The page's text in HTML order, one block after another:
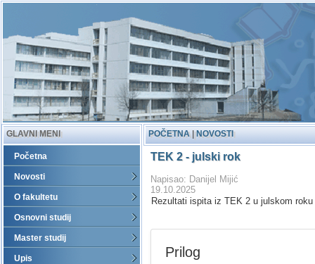
GLAVNI MENI
Početna
Novosti
O fakultetu
Osnovni studij
Master studij
Upis
POČETNA | NOVOSTI
TEK 2 - julski rok
Napisao: Danijel Mijić
19.10.2025
Rezultati ispita iz TEK 2 u julskom
Prilog